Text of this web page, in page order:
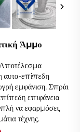
Άμμο
επίπεδη
εμφάνιση. Σπράι
επιφάνεια
να εφαρμόσει,
τέχνης.